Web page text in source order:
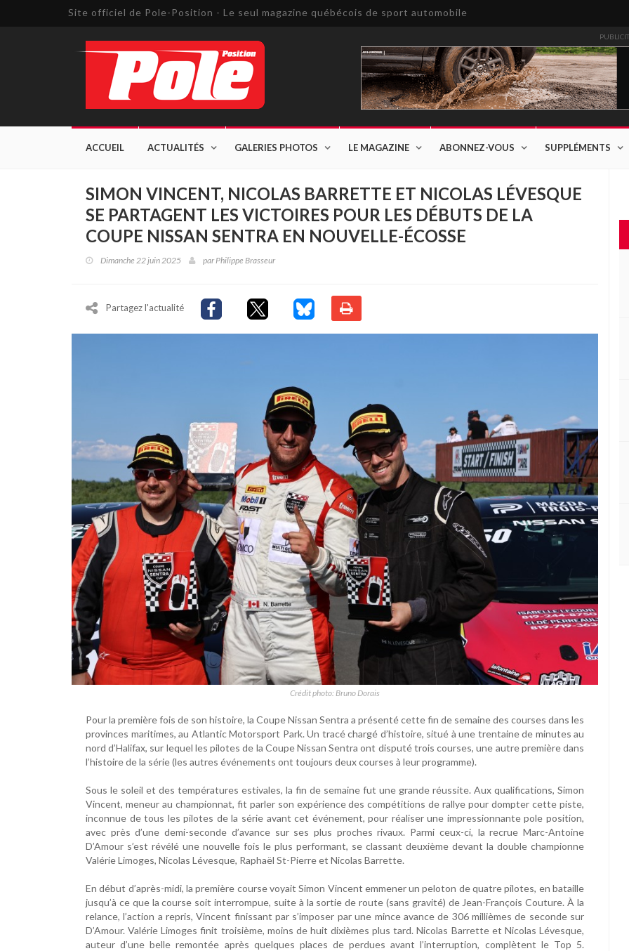
Site officiel de Pole-Position - Le seul magazine québécois de sport automobile
ACCUEIL ACTUALITÉS GALERIES PHOTOS LE MAGAZINE ABONNEZ-VOUS SUPPLÉMENTS
SIMON VINCENT, NICOLAS BARRETTE ET NICOLAS LÉVESQUE
SE PARTAGENT LES VICTOIRES POUR LES DÉBUTS DE LA
COUPE NISSAN SENTRA EN NOUVELLE-ÉCOSSE
Dimanche 22 juin 2025 parPhilippe Brasseur
Partagez l'actualité
Crédit photo: Bruno Dorais
Pour la première fois de son histoire, la Coupe Nissan Sentra a présenté cette fin de semaine des courses dans les
provinces maritimes, au Atlantic Motorsport Park. Un tracé chargé d’histoire, situé à une trentaine de minutes au
nord d’Halifax, sur lequel les pilotes de la Coupe Nissan Sentra ont disputé trois courses, une autre première dans
l’histoire de la série (les autres événements ont toujours deux courses à leur programme).
Sous le soleil et des températures estivales, la fin de semaine fut une grande réussite. Aux qualifications, Simon
Vincent, meneur au championnat, fit parler son expérience des compétitions de rallye pour dompter cette piste,
inconnue de tous les pilotes de la série avant cet événement, pour réaliser une impressionnante pole position,
avec près d’une demi-seconde d’avance sur ses plus proches rivaux. Parmi ceux-ci, la recrue Marc-Antoine
D’Amour s’est révélé une nouvelle fois le plus performant, se classant deuxième devant la double championne
Valérie Limoges, Nicolas Lévesque, Raphaël St-Pierre et Nicolas Barrette.
En début d’après-midi, la première course voyait Simon Vincent emmener un peloton de quatre pilotes, en bataille
jusqu’à ce que la course soit interrompue, suite à la sortie de route (sans gravité) de Jean-François Couture. À la
relance, l’action a repris, Vincent finissant par s’imposer par une mince avance de 306 millièmes de seconde sur
D’Amour. Valérie Limoges finit troisième, moins de huit dixièmes plus tard. Nicolas Barrette et Nicolas Lévesque,
auteur d’une belle remontée après quelques places de perdues avant l’interruption, complètent le Top 5.